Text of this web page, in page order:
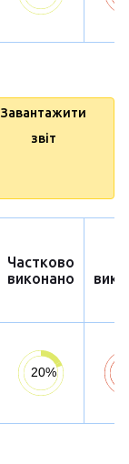
Завантажити
звіт
Частково
виконано